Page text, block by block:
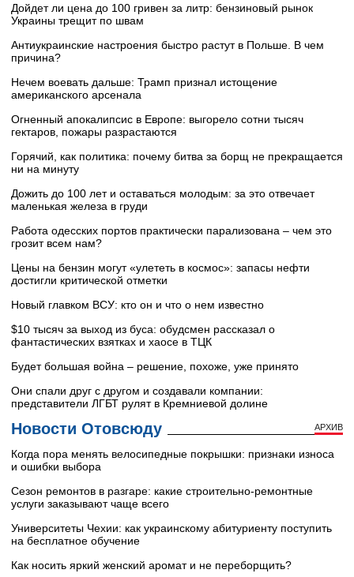
Дойдет ли цена до 100 гривен за литр: бензиновый рынок
Украины трещит по швам
Антиукраинские настроения быстро растут в Польше. В чем
причина?
Нечем воевать дальше: Трамп признал истощение
американского арсенала
Огненный апокалипсис в Европе: выгорело сотни тысяч
гектаров, пожары разрастаются
Горячий, как политика: почему битва за борщ не прекращается
ни на минуту
Дожить до 100 лет и оставаться молодым: за это отвечает
маленькая железа в груди
Работа одесских портов практически парализована – чем это
грозит всем нам?
Цены на бензин могут «улететь в космос»: запасы нефти
достигли критической отметки
Новый главком ВСУ: кто он и что о нем известно
$10 тысяч за выход из буса: обудсмен рассказал о
фантастических взятках и хаосе в ТЦК
Будет большая война – решение, похоже, уже принято
Они спали друг с другом и создавали компании:
представители ЛГБТ рулят в Кремниевой долине
Новости Отовсюду АРХИВ
Когда пора менять велосипедные покрышки: признаки износа
и ошибки выбора
Сезон ремонтов в разгаре: какие строительно-ремонтные
услуги заказывают чаще всего
Университеты Чехии: как украинскому абитуриенту поступить
на бесплатное обучение
Как носить яркий женский аромат и не переборщить?